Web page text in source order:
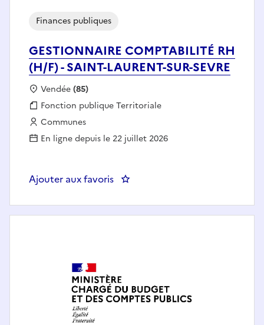
GESTIONNAIRE COMPTABILITÉ RH
(H/F) - SAINT-LAURENT-SUR-SEVRE
Finances publiques
Localisation :
Vendée(85)
Fonction publique :
Fonction publique Territoriale
Employeur :
Communes
En ligne depuis le 22 juillet 2026
Ajouter aux favoris : GESTIONNAIRE